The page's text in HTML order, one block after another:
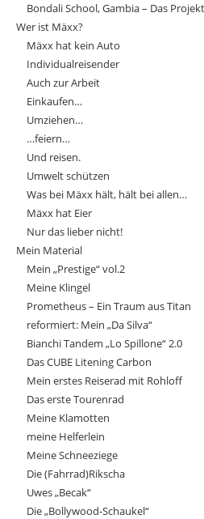
Bondali School, Gambia – Das Projekt
Wer ist Mäxx?
Mäxx hat kein Auto
Individualreisender
Auch zur Arbeit
Einkaufen…
Umziehen…
…feiern…
Und reisen.
Umwelt schützen
Was bei Mäxx hält, hält bei allen…
Mäxx hat Eier
Nur das lieber nicht!
Mein Material
Mein „Prestige“ vol.2
Meine Klingel
Prometheus – Ein Traum aus Titan
reformiert: Mein „Da Silva“
Bianchi Tandem „Lo Spillone“ 2.0
Das CUBE Litening Carbon
Mein erstes Reiserad mit Rohloff
Das erste Tourenrad
Meine Klamotten
meine Helferlein
Meine Schneeziege
Die (Fahrrad)Rikscha
Uwes „Becak“
Die „Bollywood-Schaukel“